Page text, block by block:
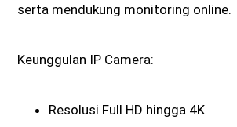
serta mendukung monitoring online.
Keunggulan IP Camera:
Resolusi Full HD hingga 4K